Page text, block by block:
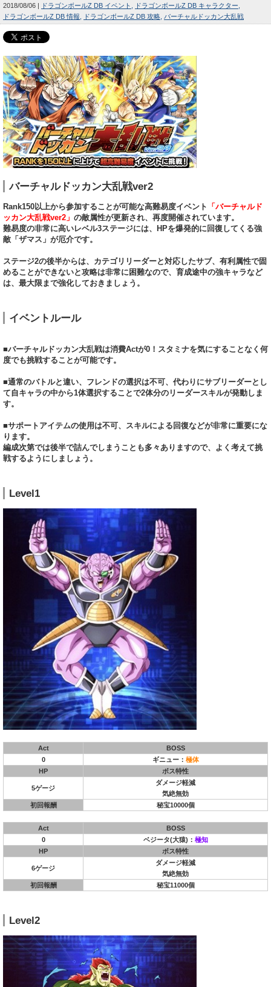
2018/08/06 ドラゴンボールZ DB イベント
ドラゴンボールZ DB キャラクター
ドラゴンボールZ DB 情報
ドラゴンボールZ DB 攻略 バーチャルドッカン大乱戦
バーチャルドッカン大乱戦ver2
Rank150以上から参加することが可能な高難易度イベント 「バーチャルド
ッカン大乱戦ver2」 の敵属性が更新され、再度開催されています。
難易度の非常に高いレベル3ステージには、HPを爆発的に回復してくる強
敵「ザマス」が厄介です。
ステージ2の後半からは、カテゴリリーダーと対応したサブ、有利属性で固
めることができないと攻略は非常に困難なので、育成途中の強キャラなど
は、最大限まで強化しておきましょう。
イベントルール
■バーチャルドッカン大乱戦は消費Actが0！スタミナを気にすることなく何
度でも挑戦することが可能です。
■通常のバトルと違い、フレンドの選択は不可、代わりにサブリーダーとし
て自キャラの中から1体選択することで2体分のリーダースキルが発動しま
す。
■サポートアイテムの使用は不可、スキルによる回復などが非常に重要にな
ります。
編成次第では後半で詰んでしまうことも多々ありますので、よく考えて挑
戦するようにしましょう。
Level1
Act
BOSS
0
ギニュー： 極体
HP
ボス特性
5ゲージ
ダメージ軽減
気絶無効
初回報酬
秘宝10000個
Act
BOSS
0
ベジータ(大猿)： 極知
HP
ボス特性
6ゲージ
ダメージ軽減
気絶無効
初回報酬
秘宝11000個
Level2